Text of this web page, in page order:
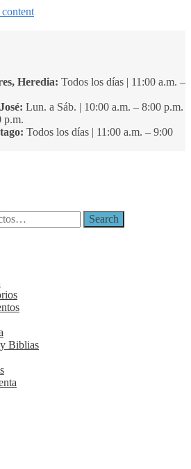
Heredia: Todos los días | 11:00 a.m. –
Lun. a Sáb. | 10:00 a.m. – 8:00 p.m.
p.m.
Todos los días | 11:00 a.m. – 9:00
Search
Search
Biblias